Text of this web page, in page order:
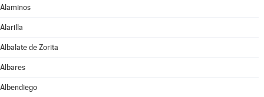
Alaminos
Alarilla
Albalate de Zorita
Albares
Albendiego